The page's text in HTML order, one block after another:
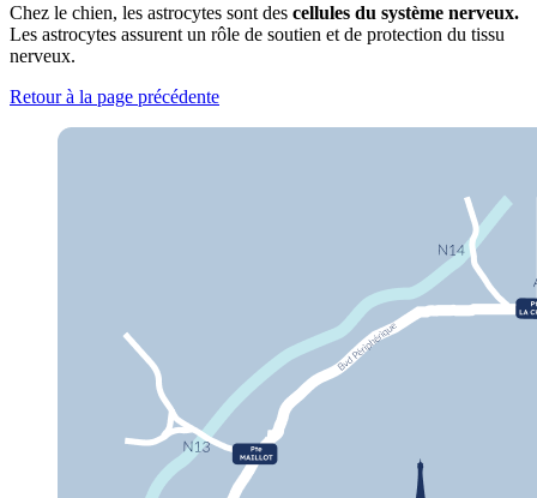
Chez le chien, les astrocytes sont des cellules du système nerveux.
Les astrocytes assurent un rôle de soutien et de protection du tissu
nerveux.
Retour à la page précédente